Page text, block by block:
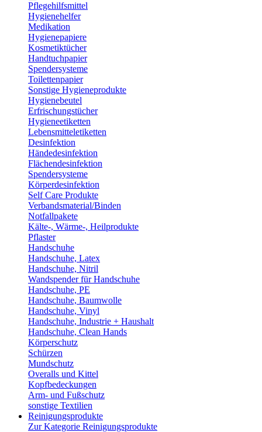
Pflegehilfsmittel
Hygienehelfer
Medikation
Hygienepapiere
Kosmetiktücher
Handtuchpapier
Spendersysteme
Toilettenpapier
Sonstige Hygieneprodukte
Hygienebeutel
Erfrischungstücher
Hygieneetiketten
Lebensmitteletiketten
Desinfektion
Händedesinfektion
Flächendesinfektion
Spendersysteme
Körperdesinfektion
Self Care Produkte
Verbandsmaterial/Binden
Notfallpakete
Kälte-, Wärme-, Heilprodukte
Pflaster
Handschuhe
Handschuhe, Latex
Handschuhe, Nitril
Wandspender für Handschuhe
Handschuhe, PE
Handschuhe, Baumwolle
Handschuhe, Vinyl
Handschuhe, Industrie + Haushalt
Handschuhe, Clean Hands
Körperschutz
Schürzen
Mundschutz
Overalls und Kittel
Kopfbedeckungen
Arm- und Fußschutz
sonstige Textilien
Reinigungsprodukte
Zur Kategorie Reinigungsprodukte